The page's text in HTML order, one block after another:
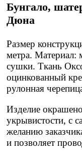
Бунгало,
Дюна
Размер
метра. Материал:
сушки. Ткань
оцинкованный
рулонная
Изделие
укрывистости, с
желанию
и позволяет